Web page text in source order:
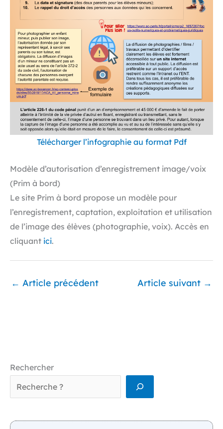
Télécharger l’infographie au format Pdf
Modèle d’autorisation d’enregistrement image/voix
(Prim à bord)
Le site Prim à bord propose un modèle pour
l’enregistrement, captation, exploitation et utilisation
de l’image des élèves (photographie, voix). Accès en
cliquant ici.
← Article précédent Article suivant →
Rechercher